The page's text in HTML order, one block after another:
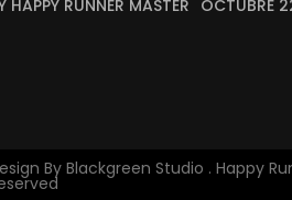
HAPPY RUNNER MASTER OCTUBRE
By Blackgreen Studio . Happy